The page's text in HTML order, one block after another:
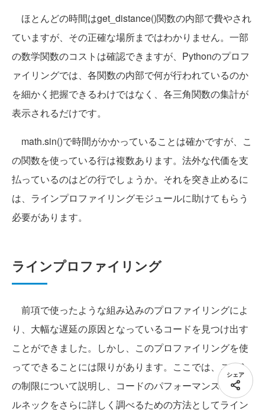
ほとんどの時間はget_distance()関数の内部で費やされ
ていますが、その正確な場所まではわかりません。一部
の数学関数のコストは確認できますが、Pythonのプロフ
ァイリングでは、各関数の内部で何が行われているのか
を細かく把握できるわけではなく、各三角関数の集計が
表示されるだけです。
math.sin()で時間がかかっていることは確かですが、こ
の関数を使っている行は複数あります。法外な代価を支
払っているのはどの行でしょうか。それを突き止めるに
は、ラインプロファイリングモジュールに助けてもらう
必要があります。
ラインプロファイリング
前項で使ったような組み込みのプロファイリングによ
り、大幅な遅延の原因となっているコードを見つけ出す
ことができました。しかし、このプロファイリングを使
ってできることには限りがあります。ここでは、これら
の制限について説明し、コードのパフォーマンスのボト
ルネックをさらに詳しく調べるための方法としてライン
シェア